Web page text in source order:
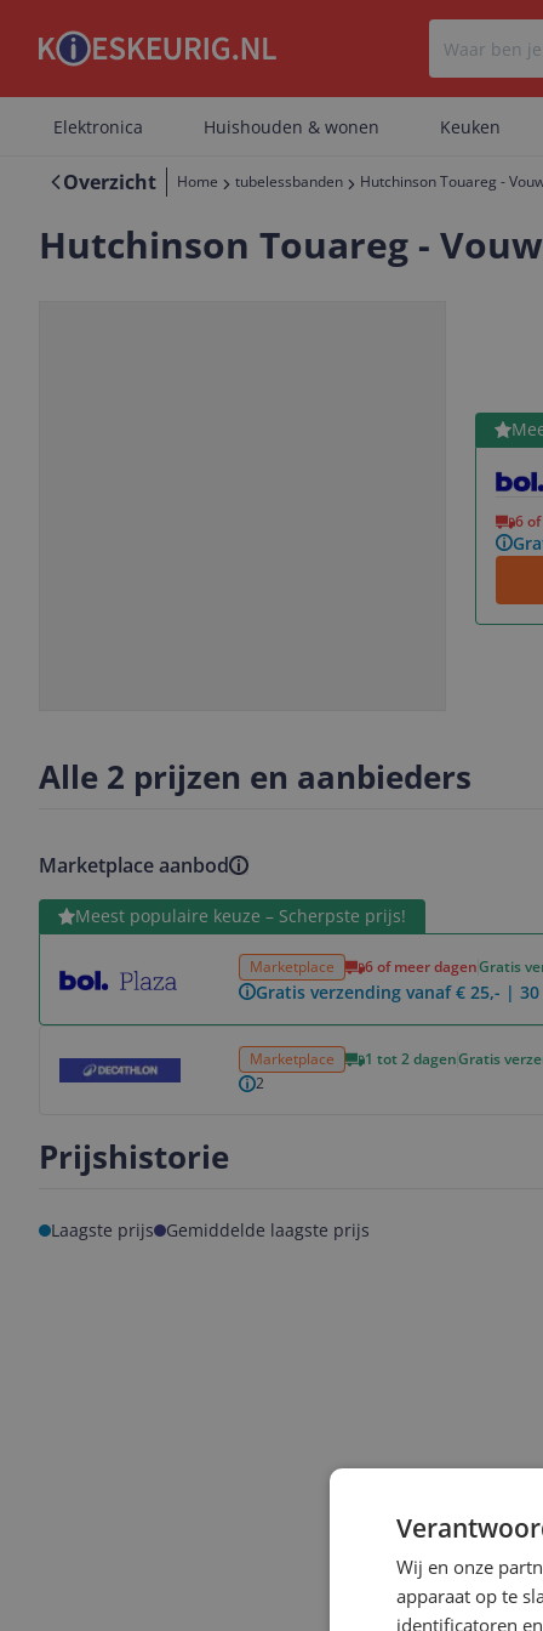
Elektronica Huishouden & wonen Keuken
Overzicht Home tubelessbanden Hutchinson Touareg -
Hutchinson Touareg -
6
Bekijk
Alle 2 prijzen en aanbieders
Marketplace aanbod
Meest populaire keuze – Scherpste prijs!
Marketplace 6 of meer dagenGratis
Gratis verzending vanaf € 25,- |
Bekijk product
Marketplace 1 tot 2 dagenGratis
2
Prijshistorie
Laagste prijs Gemiddelde laagste prijs
Wij en onze
apparaat op te
identificatoren